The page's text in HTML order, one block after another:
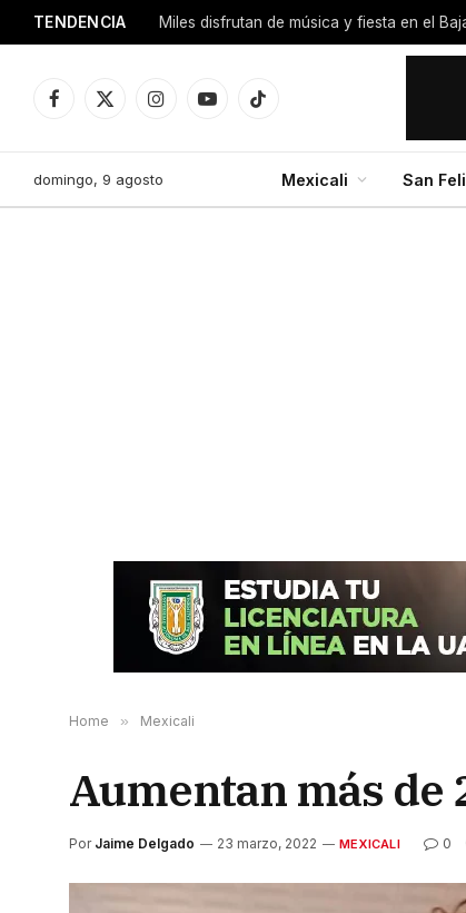
TENDENCIA Miles disfrutan de música y fiesta en el
Facebook
X
InstagramYouTubeTikTok
domingo, 9 agosto Mexicali San
Home » Mexicali
Aumentan más
Por Jaime Delgado 23 marzo, 2022 MEXICALI 0